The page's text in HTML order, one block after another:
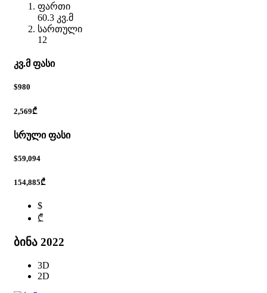
ფართი
60.3 კვ.მ
სართული
12
კვ.მ ფასი
$980
2,569₾
სრული ფასი
$59,094
154,885₾
$
₾
ბინა 2022
3D
2D